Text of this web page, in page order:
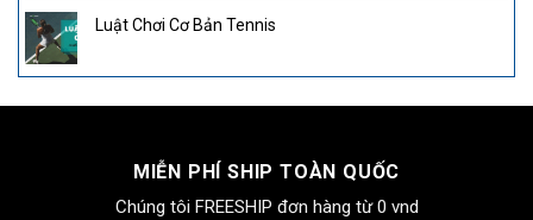
Luật Chơi Cơ Bản Tennis
MIỄN PHÍ SHIP TOÀN QUỐC
Chúng tôi FREESHIP đơn hàng từ 0 vnd